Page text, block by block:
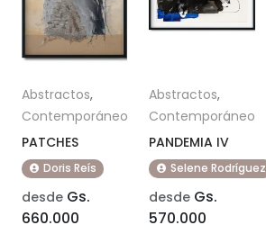
Abstractos,
Contemporáneo
PATCHES
Doris Reís
desde Gs.
660.000
Abstractos,
Contemporáneo
PANDEMIA IV
Selene Rodríguez
desde Gs.
570.000